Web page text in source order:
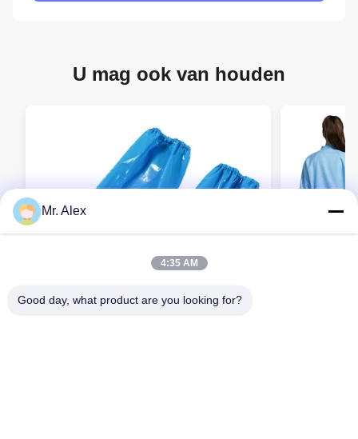
U mag ook van houden
Mr. Alex
4:35 AM
Good day, what product are you looking for?